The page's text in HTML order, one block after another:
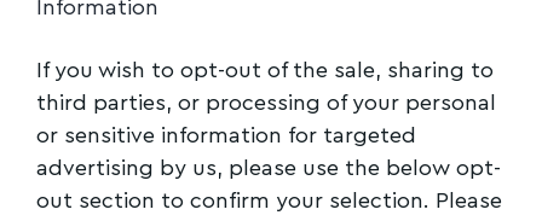
Information
If you wish to opt-out of the sale, sharing to
third parties, or processing of your personal
or sensitive information for targeted
advertising by us, please use the below opt-
out section to confirm your selection. Please
και στην αποκατάσταση του οδοστρώματος.
«Επιθυμούμε με το νέο σύστημα να
προβλέπονται και οι κατάλληλες ρήτρες για
την πλήρη αποκατάσταση των δικτύων των